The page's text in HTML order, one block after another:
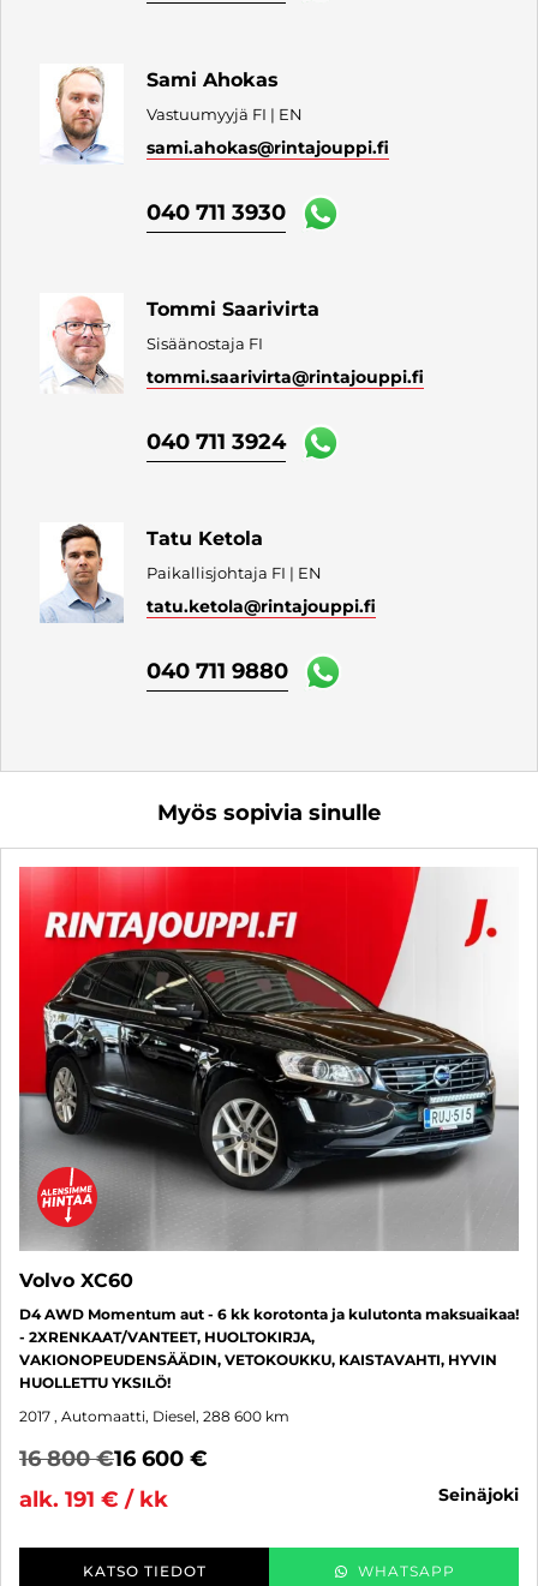
Sami Ahokas
Vastuumyyjä FI | EN
sami.ahokas@rintajouppi.fi
040 711 3930
Tommi Saarivirta
Sisäänostaja FI
tommi.saarivirta@rintajouppi.fi
040 711 3924
Tatu Ketola
Paikallisjohtaja FI | EN
tatu.ketola@rintajouppi.fi
040 711 9880
Myös sopivia sinulle
Volvo XC60
D4 AWD Momentum aut - 6 kk korotonta ja kulutonta maksuaikaa!
- 2XRENKAAT/VANTEET, HUOLTOKIRJA,
VAKIONOPEUDENSÄÄDIN, VETOKOUKKU, KAISTAVAHTI, HYVIN
HUOLLETTU YKSILÖ!
2017 , Automaatti, Diesel, 288 600 km
16 800 €16 600 €
alk. 191 € / kk
seinäjoki
KATSO TIEDOT WHATSAPP